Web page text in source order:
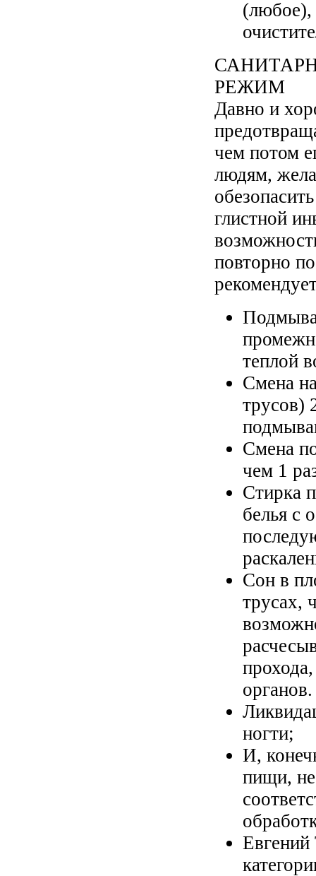
(любое),
РЕЖИМ
Давно и
чем потом
людям,
глистной
повторно
теплой
Смена
трусов)
Смена
чем 1
Стирка
белья с
Сон в
трусах,
органов.
ногти;
И,
пищи,